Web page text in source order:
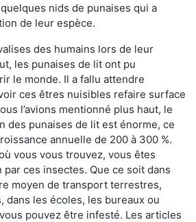
nids de punaises qui a
de leur espèce.
des humains lors de leur
les punaises de lit ont pu
le monde. Il a fallu attendre
ces êtres nuisibles refaire surface
l’avions mentionné plus haut, le
des punaises de lit est énorme, ce
annuelle de 200 à 300 %.
vous vous trouvez, vous êtes
ces insectes. Que ce soit dans
moyen de transport terrestres,
dans les écoles, les bureaux ou
pouvez être infesté. Les articles